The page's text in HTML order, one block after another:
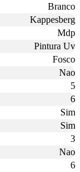
Branco
Kappesberg
Mdp
Pintura Uv
Fosco
Nao
5
6
Sim
Sim
3
Nao
6